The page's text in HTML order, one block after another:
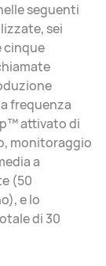
seguenti
sei
cinque
frequenza
attivato di
monitoraggio
a
(50
e lo
di 30